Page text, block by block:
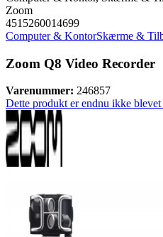
Zoom
4515260014699
Computer & KontorSkærme &
Zoom Q8 Video Recorder
Varenummer: 246857
Dette produkt er endnu ikke blevet